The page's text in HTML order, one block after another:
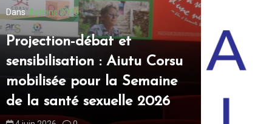
Dans Actions 2026
Projection-débat et
sensibilisation : Aiutu Corsu
mobilisée pour la Semaine
de la santé sexuelle 2026
Aiutu
table
Nostra